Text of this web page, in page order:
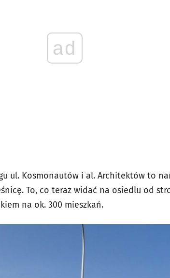
ad
ul. Kosmonautów i al. Architektów to
To, co teraz widać na osiedlu od
na ok. 300 mieszkań.